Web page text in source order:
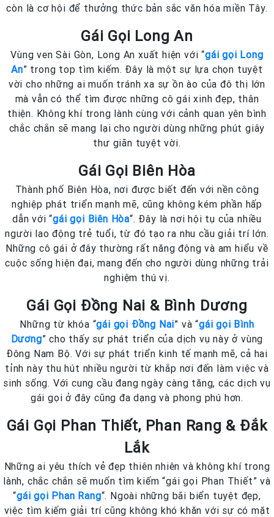
còn là cơ hội để thưởng thức bản sắc văn hóa miền Tây.
Gái Gọi Long An
Vùng ven Sài Gòn, Long An xuất hiện với “gái gọi Long
An” trong top tìm kiếm. Đây là một sự lựa chọn tuyệt
vời cho những ai muốn tránh xa sự ồn ào của đô thị lớn
mà vẫn có thể tìm được những cô gái xinh đẹp, thân
thiện. Không khí trong lành cùng với cảnh quan yên bình
chắc chắn sẽ mang lại cho người dùng những phút giây
thư giãn tuyệt vời.
Gái Gọi Biên Hòa
Thành phố Biên Hòa, nơi được biết đến với nền công
nghiệp phát triển mạnh mẽ, cũng không kém phần hấp
dẫn với “gái gọi Biên Hòa“. Đây là nơi hội tụ của nhiều
người lao động trẻ tuổi, từ đó tạo ra nhu cầu giải trí lớn.
Những cô gái ở đây thường rất năng động và am hiểu về
cuộc sống hiện đại, mang đến cho người dùng những trải
nghiệm thú vị.
Gái Gọi Đồng Nai & Bình Dương
Những từ khóa “gái gọi Đồng Nai” và “gái gọi Bình
Dương” cho thấy sự phát triển của dịch vụ này ở vùng
Đông Nam Bộ. Với sự phát triển kinh tế mạnh mẽ, cả hai
tỉnh này thu hút nhiều người từ khắp nơi đến làm việc và
sinh sống. Với cung cầu đang ngày càng tăng, các dịch vụ
gái gọi ở đây cũng đa dạng và phong phú hơn.
Gái Gọi Phan Thiết, Phan Rang & Đắk
Lắk
Những ai yêu thích vẻ đẹp thiên nhiên và không khí trong
lành, chắc chắn sẽ muốn tìm kiếm “gái gọi Phan Thiết” và
“gái gọi Phan Rang“. Ngoài những bãi biển tuyệt đẹp,
việc tìm kiếm giải trí cũng không khó khăn với sự có mặt